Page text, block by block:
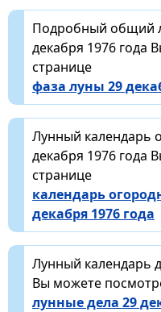
Подробный общий
декабря 1976 года
странице
фаза луны 29
Лунный календарь
декабря 1976 года
странице
календарь
декабря 1976 года
Лунный календарь
Вы можете
лунные дела 29